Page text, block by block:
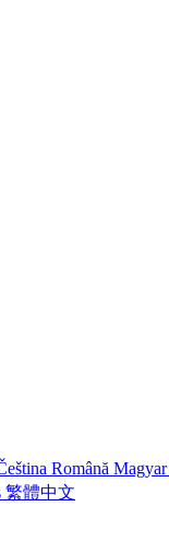
Română Magyar
繁體中文